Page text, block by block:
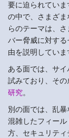
要に迫られてい
の中で、さまざ
らのテーマは、
バー脅威に対す
由を説明していま
ある面では、サ
試みており、そ
研究。
別の面では、乱
混雑したフィー
方、セキュリテ